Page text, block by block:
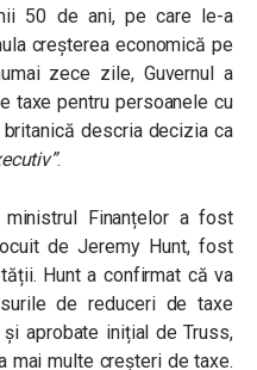
50 de ani, pe care le-a
creșterea economică pe
zece zile, Guvernul a
taxe pentru persoanele cu
descria decizia ca
.
Finanțelor a fost
deJeremy Hunt, fost
Hunt a confirmat că va
de reduceri de taxe
aprobate inițial de Truss,
mai multe creșteri de taxe.